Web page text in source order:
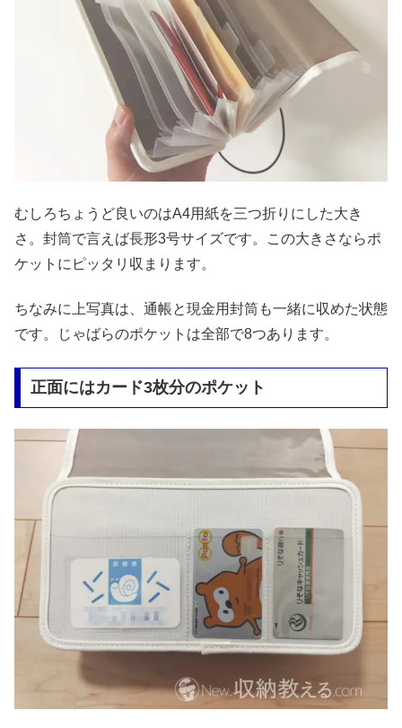
むしろちょうど良いのはA4用紙を三つ折りにした大き
さ。封筒で言えば長形3号サイズです。この大きさならポ
ケットにピッタリ収まります。
ちなみに上写真は、通帳と現金用封筒も一緒に収めた状態
です。じゃばらのポケットは全部で8つあります。
正面にはカード3枚分のポケット